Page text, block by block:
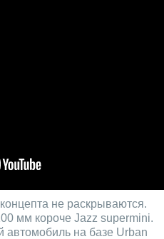
не раскрываются.
мм короче Jazz supermini.
автомобиль на базе Urban